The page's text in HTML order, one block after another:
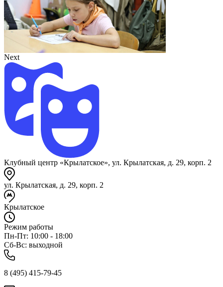
Next
Клубный центр «Крылатское», ул. Крылатская, д. 29, корп. 2
ул. Крылатская, д. 29, корп. 2
Крылатское
Режим работы
Пн-Пт: 10:00 - 18:00
Сб-Вс: выходной
8 (495) 415-79-45